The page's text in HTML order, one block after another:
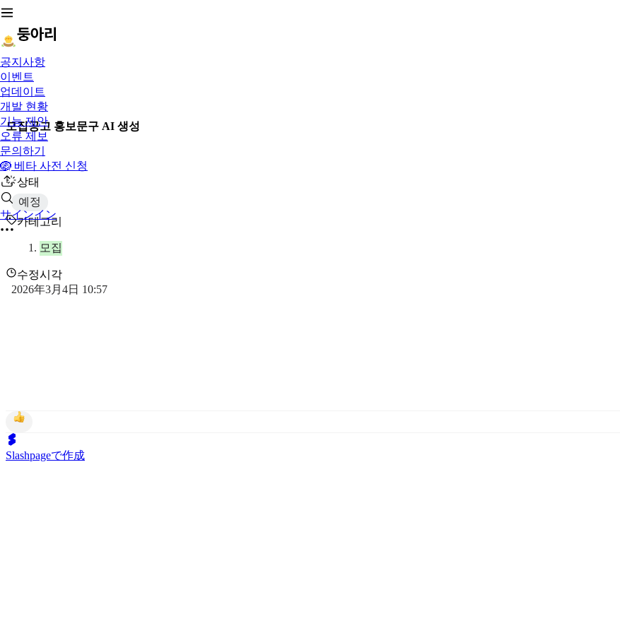
공지사항
이벤트
업데이트
개발 현황
기능 제안
오류 제보
문의하기
🪺 베타 사전 신청
サインイン
모집공고 홍보문구 AI 생성
상태
예정
카테고리
모집
수정시각
2026年3月4日 10:57
Slashpageで作成